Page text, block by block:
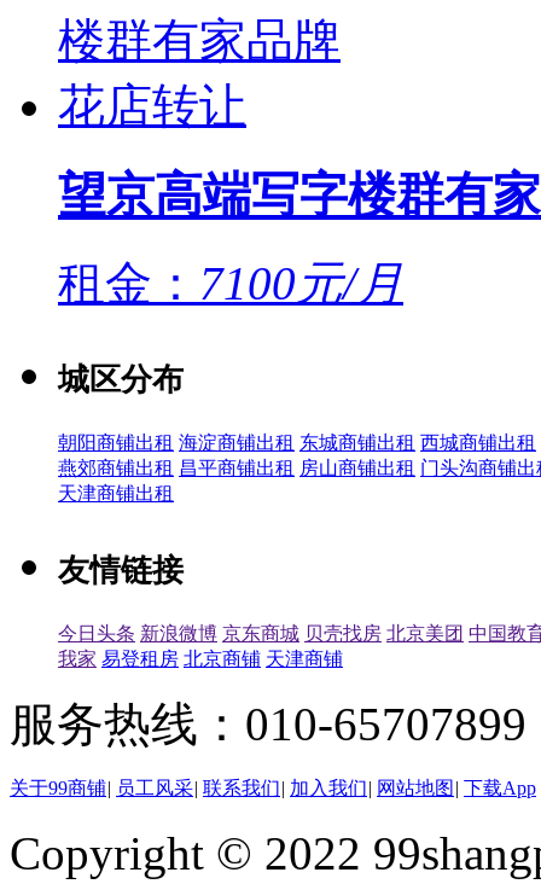
望京高端写字楼群有
租金： 7100元/月
城区分布
朝阳商铺出租 海淀商铺出租 东城商铺出租 西城商铺出租
燕郊商铺出租 昌平商铺出租 房山商铺出租 门头沟商铺出
天津商铺出租
友情链接
今日头条 新浪微博 京东商城 贝壳找房 北京美团 中国教
我家 易登租房 北京商铺 天津商铺
服务热线：010-
关于99商铺| 员工风采| 联系我们| 加入我们| 网站地图 | 下载App
Copyright © 2022